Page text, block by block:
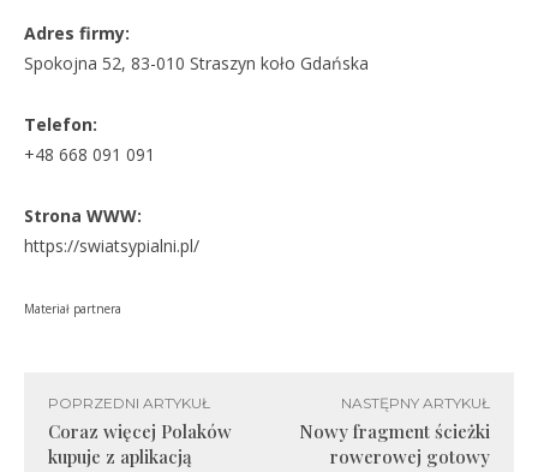
Adres firmy:
Spokojna 52, 83-010 Straszyn koło Gdańska
Telefon:
+48 668 091 091
Strona WWW:
https://swiatsypialni.pl/
Materiał partnera
POPRZEDNI ARTYKUŁ
Coraz więcej Polaków
kupuje z aplikacją
NASTĘPNY ARTYKUŁ
Nowy fragment ścieżki
rowerowej gotowy